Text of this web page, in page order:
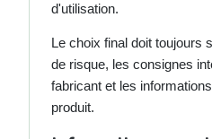
d'utilisation.
Le choix final doit toujours
de risque, les consignes
fabricant et les
produit.